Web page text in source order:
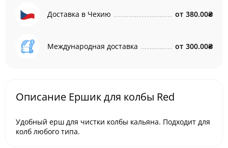
Доставка в Чехию от 380.00₴
Международная доставка от 300.00₴
Описание Ершик для колбы Red
Удобный ерш для чистки колбы кальяна. Подходит для
колб любого типа.